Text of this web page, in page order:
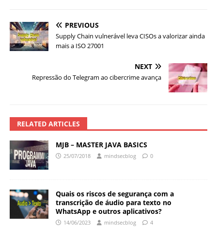
PREVIOUS
Supply Chain vulnerável leva CISOs a valorizar ainda
mais a ISO 27001
NEXT
Repressão do Telegram ao cibercrime avança
RELATED ARTICLES
MJB – MASTER JAVA BASICS
25/07/2018 mindsecblog 0
Quais os riscos de segurança com a
transcrição de áudio para texto no
WhatsApp e outros aplicativos?
14/06/2023 mindsecblog 4